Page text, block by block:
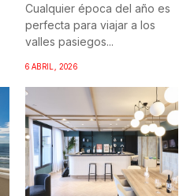
Cualquier época del año es
perfecta para viajar a los
valles pasiegos...
6 ABRIL, 2026